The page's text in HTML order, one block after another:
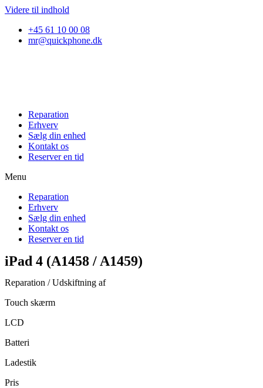
Videre til indhold
+45 61 10 00 08
mr@quickphone.dk
Reparation
Erhverv
Sælg din enhed
Kontakt os
Reserver en tid
Menu
Reparation
Erhverv
Sælg din enhed
Kontakt os
Reserver en tid
iPad 4 (A1458 / A1459)
Reparation / Udskiftning af
Touch skærm
LCD
Batteri
Ladestik
Pris